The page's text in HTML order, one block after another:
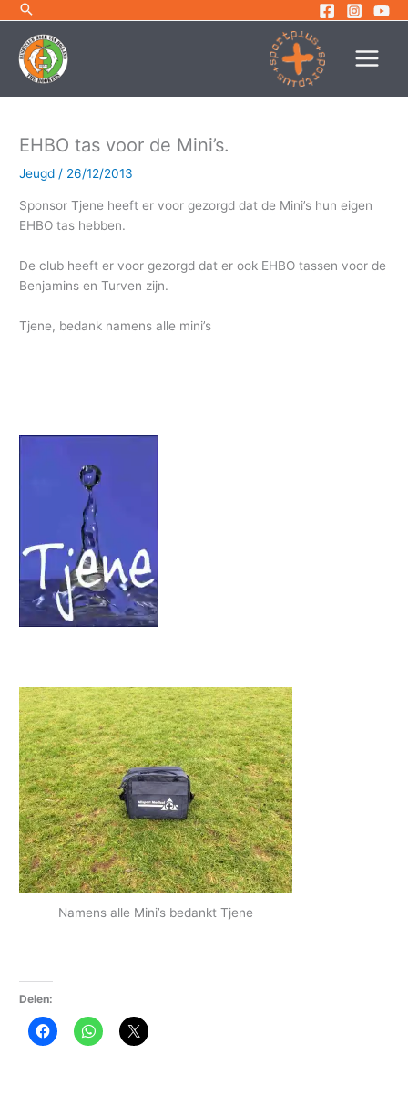
inhoud
EHBO tas voor de Mini’s.
Jeugd / 26/12/2013
Sponsor Tjene heeft er voor gezorgd dat de Mini’s hun eigen
EHBO tas hebben.
De club heeft er voor gezorgd dat er ook EHBO tassen voor de
Benjamins en Turven zijn.
Tjene, bedank namens alle mini’s
Namens alle Mini’s bedankt Tjene
Delen: